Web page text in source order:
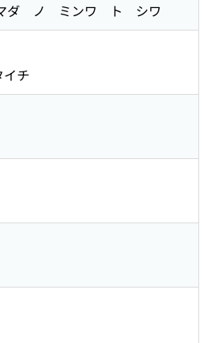
ダ ノ ミンワ ト シワ
イチ